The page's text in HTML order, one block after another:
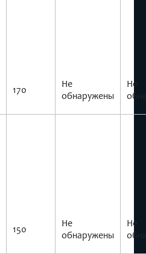
170
Не
обнаружены
Не
150
Не
обнаружены
Не